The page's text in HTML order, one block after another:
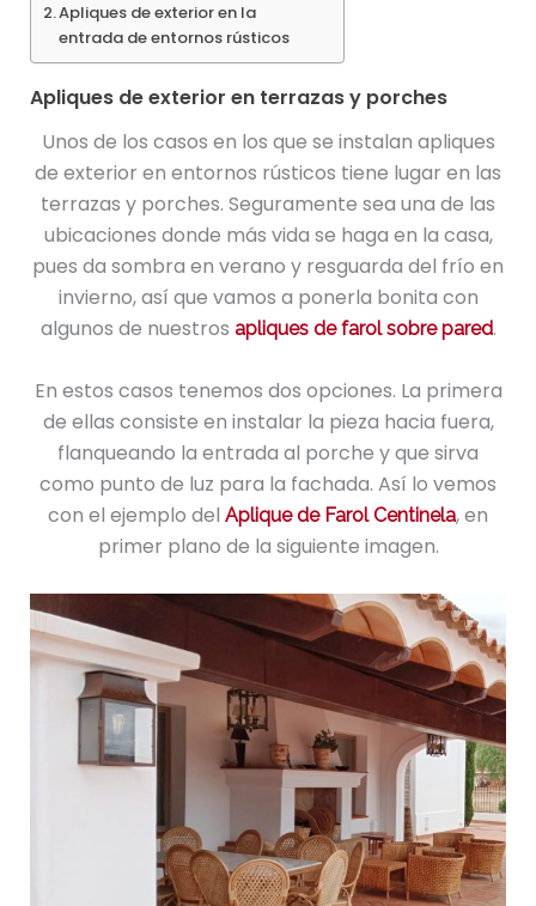
Apliques de exterior en la
entrada de entornos rústicos
Apliques de exterior en terrazas y porches
Unos de los casos en los que se instalan apliques
de exterior en entornos rústicos tiene lugar en las
terrazas y porches. Seguramente sea una de las
ubicaciones donde más vida se haga en la casa,
pues da sombra en verano y resguarda del frío en
invierno, así que vamos a ponerla bonita con
algunos de nuestros apliques de farol sobre pared.
En estos casos tenemos dos opciones. La primera
de ellas consiste en instalar la pieza hacia fuera,
flanqueando la entrada al porche y que sirva
como punto de luz para la fachada. Así lo vemos
con el ejemplo del Aplique de Farol Centinela, en
primer plano de la siguiente imagen.